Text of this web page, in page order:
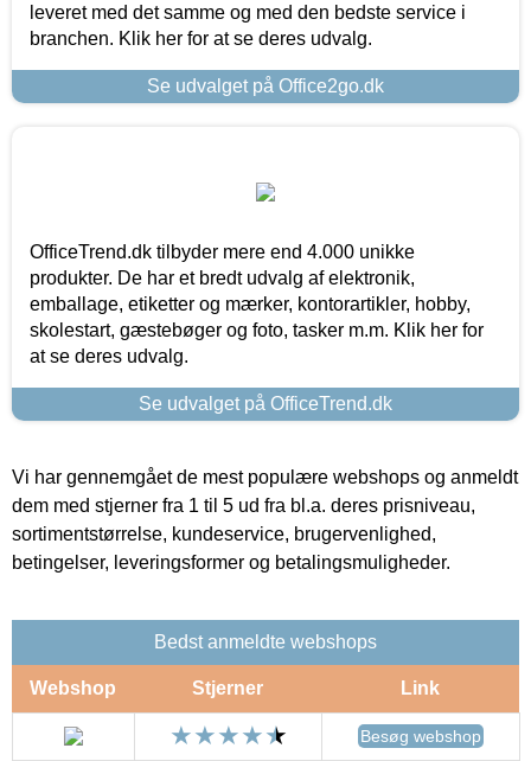
leveret med det samme og med den bedste service i
branchen. Klik her for at se deres udvalg.
Se udvalget på Office2go.dk
OfficeTrend.dk tilbyder mere end 4.000 unikke
produkter. De har et bredt udvalg af elektronik,
emballage, etiketter og mærker, kontorartikler, hobby,
skolestart, gæstebøger og foto, tasker m.m. Klik her for
at se deres udvalg.
Se udvalget på OfficeTrend.dk
Vi har gennemgået de mest populære webshops og anmeldt
dem med stjerner fra 1 til 5 ud fra bl.a. deres prisniveau,
sortimentstørrelse, kundeservice, brugervenlighed,
betingelser, leveringsformer og betalingsmuligheder.
Bedst anmeldte webshops
Webshop Stjerner Link
Besøg webshop